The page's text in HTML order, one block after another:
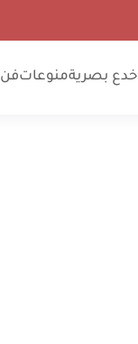
خدع بصريةمنوعاتفن